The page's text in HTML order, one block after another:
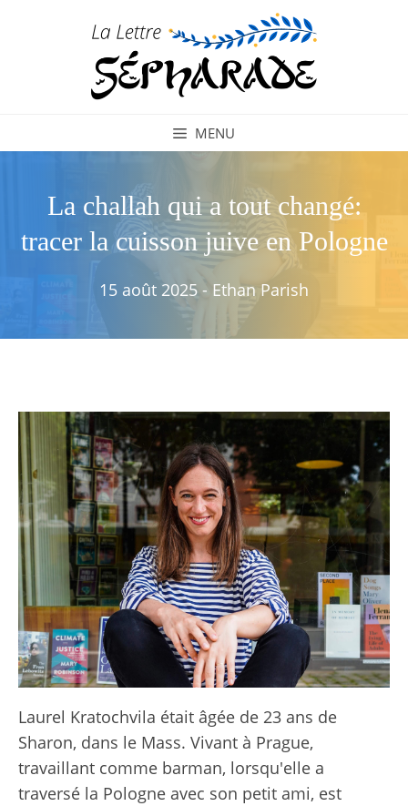
MENU
La challah qui a tout changé:
tracer la cuisson juive en Pologne
15 août 2025 - Ethan Parish
Laurel Kratochvila était âgée de 23 ans de
Sharon, dans le Mass. Vivant à Prague,
travaillant comme barman, lorsqu'elle a
traversé la Pologne avec son petit ami, est